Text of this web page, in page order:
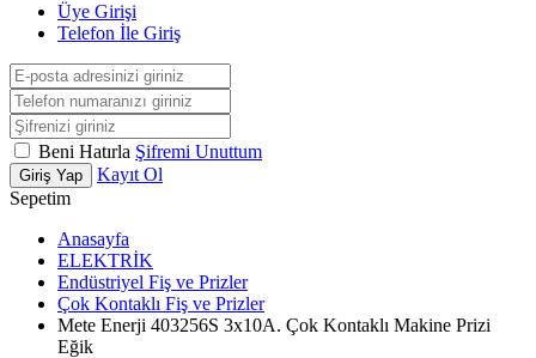
Üye Girişi
Telefon İle Giriş
Beni Hatırla Şifremi Unuttum
Giriş Yap
Kayıt Ol
Sepetim
Anasayfa
ELEKTRİK
Endüstriyel Fiş ve Prizler
Çok Kontaklı Fiş ve Prizler
Mete Enerji 403256S 3x10A. Çok Kontaklı Makine Prizi
Eğik